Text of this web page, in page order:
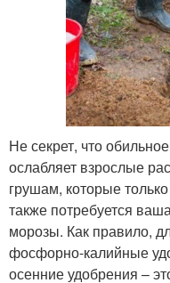
Не секрет, что
ослабляет взрослые
грушам, которые
также потребуется
морозы. Как правило,
фосфорно-калийные
осенние удобрения –